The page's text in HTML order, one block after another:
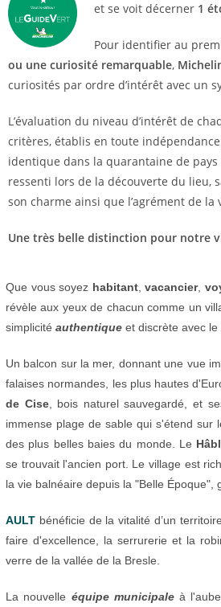
et se voit décerner 1
Pour identifier au
ou une curiosité remarquable,
curiosités par ordre d’intérêt avec un
L’évaluation du niveau d’intérêt de
critères, établis en toute
identique dans la quarantaine de
ressenti lors de la découverte du lieu,
son charme ainsi que l’agrément de la
Une très belle distinction pour notre
Que vous soyez habitant,vacancier,
révèle aux yeux de chacun comme un
simplicité authentique et discrète avec le
Un balcon sur la mer, donnant une vue
falaises normandes, les plus hautes
de Cise, bois naturel sauvegardé, et
immense plage de sable qui s'étend sur
des plus belles baies du monde. Le
se trouvait l'ancien port. Le village est
la vie balnéaire depuis la "Belle Époque",
AULT bénéficie de la vitalité d’un
faire d'excellence, la serrurerie et la
verre de la vallée de la Bresle.
La nouvelle équipe municipaleà